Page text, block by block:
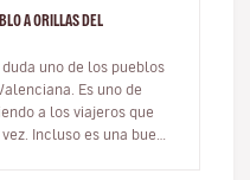
A ORILLAS DEL
uno de los pueblos
Es uno de
a los viajeros que
Incluso es una buena